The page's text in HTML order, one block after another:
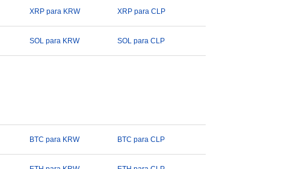
XRP para KRW XRP para CLP
SOL para KRW SOL para CLP
BTC para KRW BTC para CLP